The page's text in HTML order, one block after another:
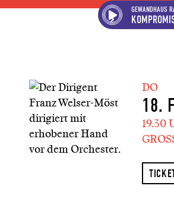
GEWANDHAUS
DO
18.
19.30